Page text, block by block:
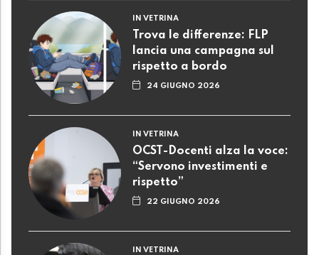
IN VETRINA
Trova le differenze: FLP
lancia una campagna sul
rispetto a bordo
24 GIUGNO 2026
IN VETRINA
OCST-Docenti alza la voce:
“Servono investimenti e
rispetto”
22 GIUGNO 2026
IN VETRINA